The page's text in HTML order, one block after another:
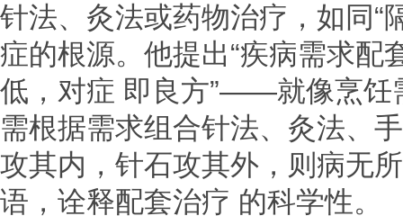
针法、灸法或药物治疗，如同“
症的根源。他提出“疾病需求配
低，对症 即良方”——就像烹饪
需根据需求组合针法、灸法、
攻其内，针石攻其外，则病无
语，诠释配套治疗 的科学性。